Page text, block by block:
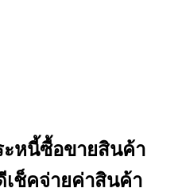
หนี้ซื้อขายสินค้า
เช็คจ่ายค่าสินค้า